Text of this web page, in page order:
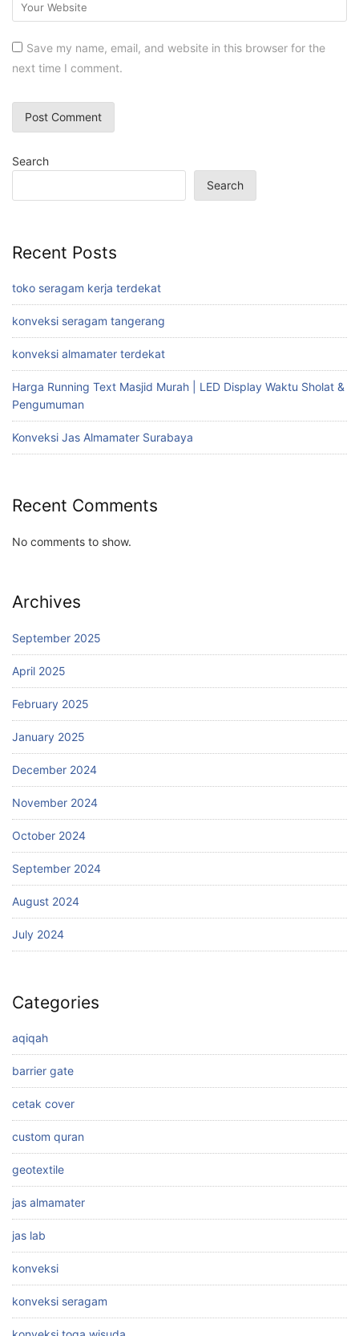
Save my name, email, and website in this browser for the
next time I comment.
Search
Search
Recent Posts
toko seragam kerja terdekat
konveksi seragam tangerang
konveksi almamater terdekat
Harga Running Text Masjid Murah | LED Display Waktu Sholat &
Pengumuman
Konveksi Jas Almamater Surabaya
Recent Comments
No comments to show.
Archives
September 2025
April 2025
February 2025
January 2025
December 2024
November 2024
October 2024
September 2024
August 2024
July 2024
Categories
aqiqah
barrier gate
cetak cover
custom quran
geotextile
jas almamater
jas lab
konveksi
konveksi seragam